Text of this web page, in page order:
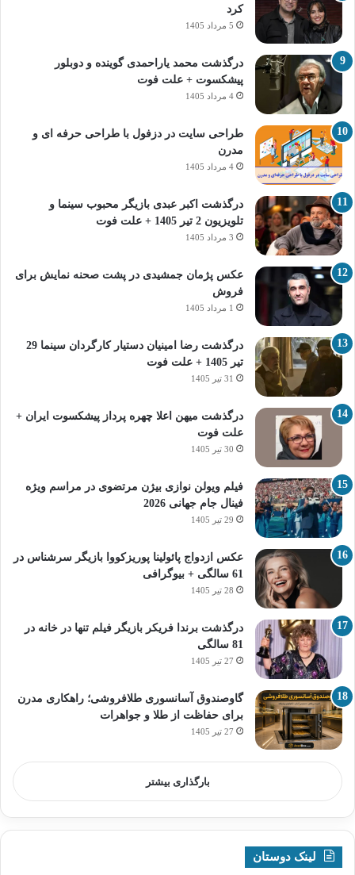
کرد
5 مرداد 1405
درگذشت محمد یاراحمدی گوینده و دوبلور
پیشکسوت + علت فوت
4 مرداد 1405
طراحی سایت در دزفول با طراحی حرفه‌ ای و
مدرن
4 مرداد 1405
درگذشت اکبر عبدی بازیگر محبوب سینما و
تلویزیون 2 تیر 1405 + علت فوت
3 مرداد 1405
عکس پژمان جمشیدی در پشت صحنه نمایش برای
فروش
1 مرداد 1405
درگذشت رضا امینیان دستیار کارگردان سینما 29
تیر 1405 + علت فوت
31 تیر 1405
درگذشت میهن اعلا چهره پرداز پیشکسوت ایران +
علت فوت
30 تیر 1405
فیلم ویولن نوازی بیژن مرتضوی در مراسم ویژه
فینال جام جهانی 2026
29 تیر 1405
عکس ازدواج پائولینا پوریزکووا بازیگر سرشناس در
61 سالگی + بیوگرافی
28 تیر 1405
درگذشت برندا فریکر بازیگر فیلم تنها در خانه در
81 سالگی
27 تیر 1405
گاوصندوق آسانسوری طلافروشی؛ راهکاری مدرن
برای حفاظت از طلا و جواهرات
27 تیر 1405
بارگذاری بیشتر
لینک دوستان